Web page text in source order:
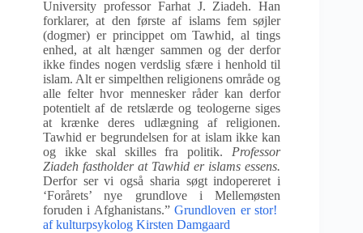
University professor Farhat J. Ziadeh. Han
forklarer, at den første af islams fem søjler
(dogmer) er princippet om Tawhid, al tings
enhed, at alt hænger sammen og der derfor
ikke findes nogen verdslig sfære i henhold til
islam. Alt er simpelthen religionens område og
alle felter hvor mennesker råder kan derfor
potentielt af de retslærde og teologerne siges
at krænke deres udlægning af religionen.
Tawhid er begrundelsen for at islam ikke kan
og ikke skal skilles fra politik. Professor
Ziadeh fastholder at Tawhid er islams essens.
Derfor ser vi også sharia søgt indopereret i
‘Forårets’ nye grundlove i Mellemøsten
foruden i Afghanistans.”Grundloven er stor!
af kulturpsykolog Kirsten Damgaard